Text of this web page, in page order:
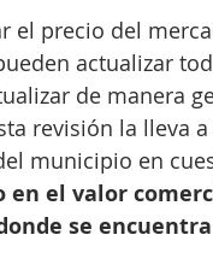
el precio del
actualizar
de manera
revisión la lleva
municipio en
el valor
se